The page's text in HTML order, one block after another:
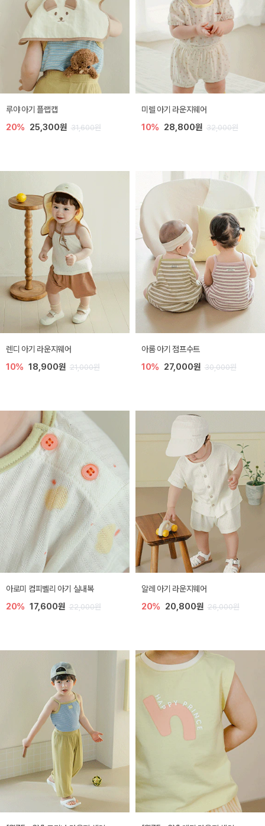
루야 아기 플랩캡
20% 25,300원 31,600원
미렐 아기 라운지웨어
10% 28,800원 32,000원
렌디 아기 라운지웨어
10% 18,900원 21,000원
아롬 아기 점프수트
10% 27,000원 30,000원
아로미 컴피벨리 아기 실내복
20% 17,600원 22,000원
알레 아기 라운지웨어
20% 20,800원 26,000원